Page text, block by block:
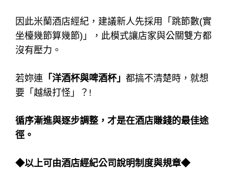
因此米蘭酒店經紀，建議新人先採用「跳節數(實
坐檯幾節算幾節)」，此模式讓店家與公關雙方都
沒有壓力。
若妳連 「洋酒杯與啤酒杯」 都搞不清楚時，就想
要「越級打怪」？!
循序漸進與逐步調整，才是在酒店賺錢的最佳途
徑。
◆以上可由酒店經紀公司說明制度與規章◆